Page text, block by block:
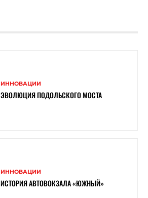
ИННОВАЦИИ
ЭВОЛЮЦИЯ ПОДОЛЬСКОГО МОСТА
ИННОВАЦИИ
ИСТОРИЯ АВТОВОКЗАЛА «ЮЖНЫЙ»